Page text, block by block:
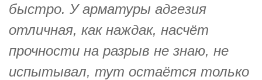
быстро. У арматуры адгезия
отличная, как наждак, насчёт
прочности на разрыв не знаю, не
испытывал, тут остаётся только